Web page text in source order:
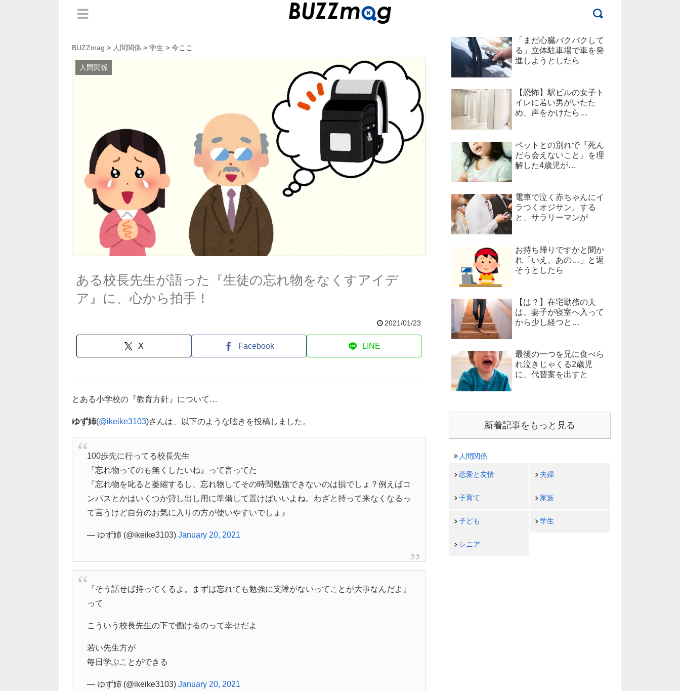
BUZZmag > 人間関係 > 学生 > 今ここ
人間関係
ある校長先生が語った『生徒の忘れ物をなくすアイデ
ア』に、心から拍手！
2021/01/23
X Facebook LINE
とある小学校の『教育方針』について…
ゆず姉(@ikeike3103)さんは、以下のような呟きを投稿しました。
100歩先に行ってる校長先生
『忘れ物ってのも無くしたいね』って言ってた
『忘れ物を叱ると萎縮するし、忘れ物してその時間勉強できないのは損でしょ？例えばコ
ンパスとかはいくつか貸し出し用に準備して置けばいいよね。わざと持って来なくなるっ
て言うけど自分のお気に入りの方が使いやすいでしょ』
— ゆず姉 (@ikeike3103) January 20, 2021
『そう話せば持ってくるよ。まずは忘れても勉強に支障がないってことが大事なんだよ』
って
こういう校長先生の下で働けるのって幸せだよ
若い先生方が
毎日学ぶことができる
— ゆず姉 (@ikeike3103) January 20, 2021
「まだ心臓バクバクして
る」立体駐車場で車を発
進しようとしたら
【恐怖】駅ビルの女子ト
イレに若い男がいたた
め、声をかけたら…
ペットとの別れで『死ん
だら会えないこと』を理
解した4歳児が…
電車で泣く赤ちゃんにイ
ラつくオジサン。する
と、サラリーマンが
お持ち帰りですかと聞か
れ「いえ、あの…」と返
そうとしたら
【は？】在宅勤務の夫
は、妻子が寝室へ入って
から少し経つと…
最後の一つを兄に食べら
れ泣きじゃくる2歳児
に、代替案を出すと
新着記事をもっと見る
人間関係
恋愛と友情 夫婦
子育て 家族
子ども 学生
シニア